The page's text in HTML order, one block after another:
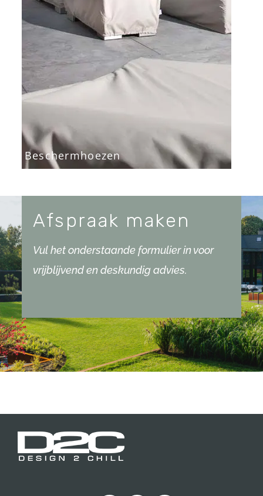
Beschermhoezen
Afspraak maken
Vul het onderstaande formulier in voor
vrijblijvend en deskundig advies.